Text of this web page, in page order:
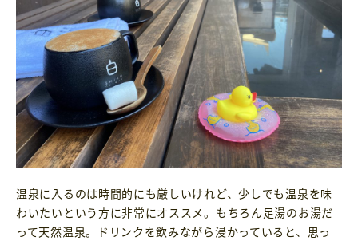
温泉に入るのは時間的にも厳しいけれど、少しでも温泉を味
わいたいという方に非常にオススメ。もちろん足湯のお湯だ
って天然温泉。ドリンクを飲みながら浸かっていると、思っ